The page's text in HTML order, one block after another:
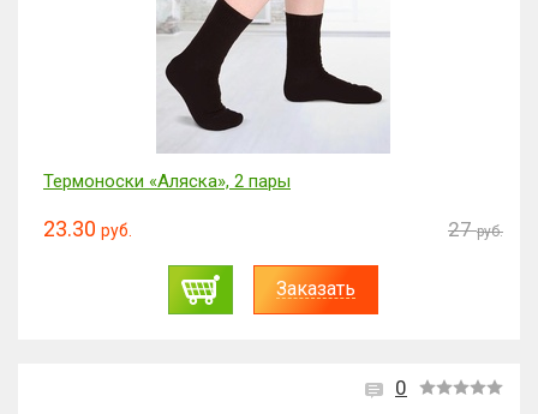
Термоноски «Аляска», 2 пары
23.30 руб. 27 руб.
Заказать
0